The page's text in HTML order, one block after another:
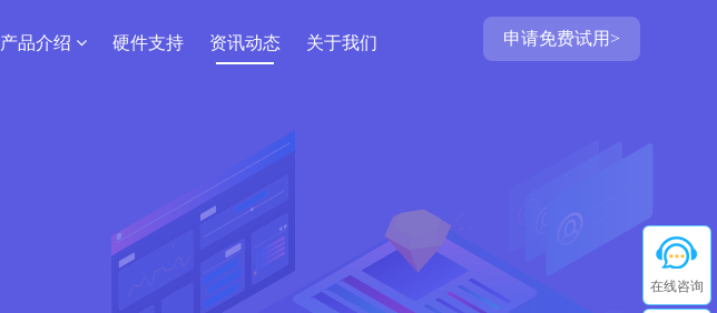
申请免费试用>
产品介绍 硬件支持 资讯动态 关于我们
在线咨询